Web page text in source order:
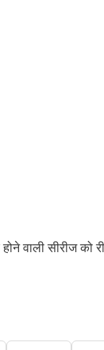
वाली सीरीज को